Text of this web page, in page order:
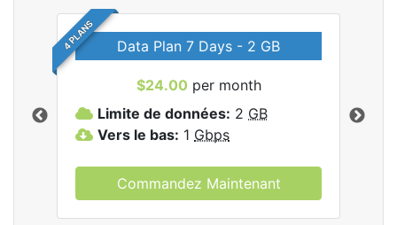
4 PLANS Data Plan 7 Days - 2 GB
$24.00 per month
Limite de données: 2 GB
Vers le bas: 1 Gbps
Commandez Maintenant